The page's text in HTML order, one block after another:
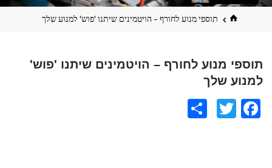
בית תוספי מנוע לחורף – הויטמינים שיתנו 'פוש' למנוע שלך
תוספי מנוע לחורף – הויטמינים שיתנו 'פוש'
למנוע שלך
Fa
T